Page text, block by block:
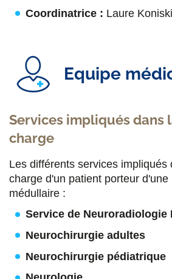
Coordinatrice : Laure Koniski
Equipe
Services impliqués dans
charge
Les différents services impliqués
charge d'un patient porteur d'une
médullaire :
Service de Neuroradiologie
Neurochirurgie adultes
Neurochirurgie pédiatrique